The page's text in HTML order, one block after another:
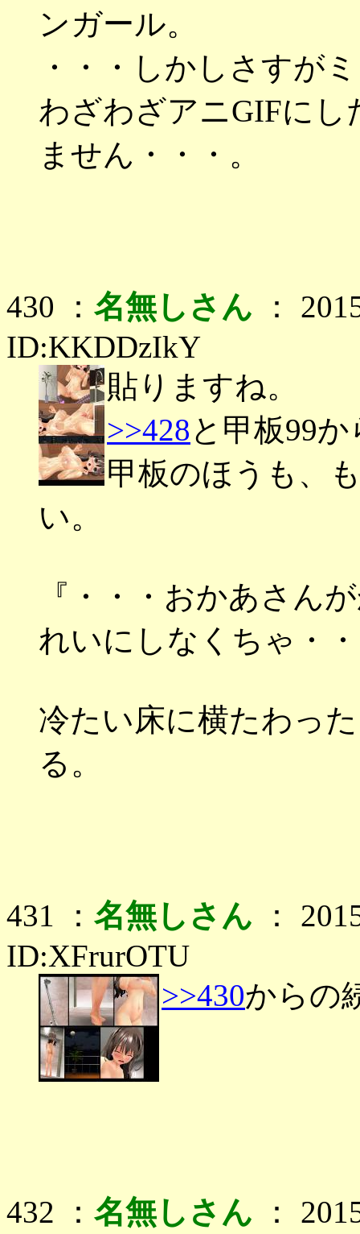
ンガール。
・・・しかしさすが
わざわざアニGIFに
ません・・・。
430 ： 名無しさん ：
ID:KKDDzIkY
貼りますね。
>>428と甲板99
甲板のほうも、
い。
『・・・おかあさん
れいにしなくちゃ・
冷たい床に横たわっ
る。
431 ： 名無しさん ：
ID:XFrurOTU
>>430からの
432 ： 名無しさん ：